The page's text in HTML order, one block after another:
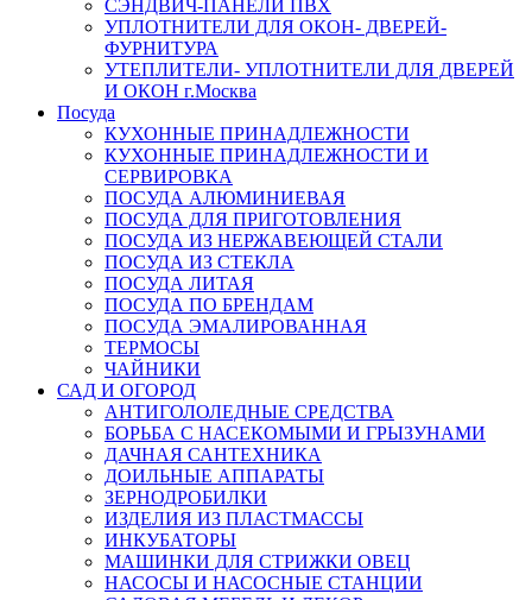
СЭНДВИЧ-ПАНЕЛИ ПВХ
УПЛОТНИТЕЛИ ДЛЯ ОКОН- ДВЕРЕЙ-
ФУРНИТУРА
УТЕПЛИТЕЛИ- УПЛОТНИТЕЛИ ДЛЯ ДВЕРЕЙ
И ОКОН г.Москва
Посуда
КУХОННЫЕ ПРИНАДЛЕЖНОСТИ
КУХОННЫЕ ПРИНАДЛЕЖНОСТИ И
СЕРВИРОВКА
ПОСУДА АЛЮМИНИЕВАЯ
ПОСУДА ДЛЯ ПРИГОТОВЛЕНИЯ
ПОСУДА ИЗ НЕРЖАВЕЮЩЕЙ СТАЛИ
ПОСУДА ИЗ СТЕКЛА
ПОСУДА ЛИТАЯ
ПОСУДА ПО БРЕНДАМ
ПОСУДА ЭМАЛИРОВАННАЯ
ТЕРМОСЫ
ЧАЙНИКИ
САД И ОГОРОД
АНТИГОЛОЛЕДНЫЕ СРЕДСТВА
БОРЬБА С НАСЕКОМЫМИ И ГРЫЗУНАМИ
ДАЧНАЯ САНТЕХНИКА
ДОИЛЬНЫЕ АППАРАТЫ
ЗЕРНОДРОБИЛКИ
ИЗДЕЛИЯ ИЗ ПЛАСТМАССЫ
ИНКУБАТОРЫ
МАШИНКИ ДЛЯ СТРИЖКИ ОВЕЦ
НАСОСЫ И НАСОСНЫЕ СТАНЦИИ